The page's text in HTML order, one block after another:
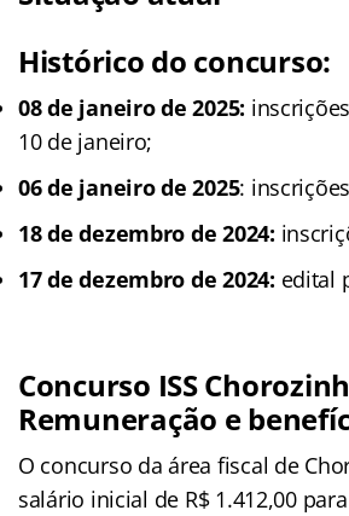
Histórico do concurso:
08 de janeiro de 2025:
10 de janeiro;
06 de janeiro de 2025:
18 de dezembro de 2024:
17 de dezembro de 2024: edital
Concurso ISS
Remuneração e
O concurso da área fiscal de
salário inicial de R$ 1.412,00